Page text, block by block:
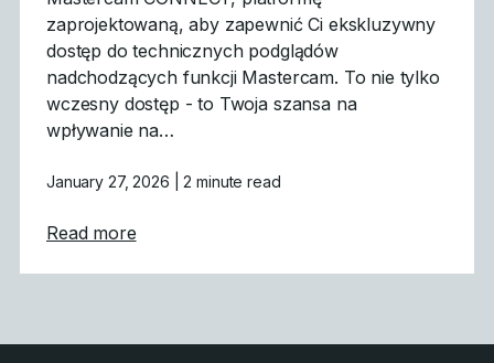
zaprojektowaną, aby zapewnić Ci ekskluzywny
dostęp do technicznych podglądów
nadchodzących funkcji Mastercam. To nie tylko
wczesny dostęp - to Twoja szansa na
wpływanie na…
January 27, 2026 | 2 minute read
Read moreabout Mastercam CONNECT: Wczesny